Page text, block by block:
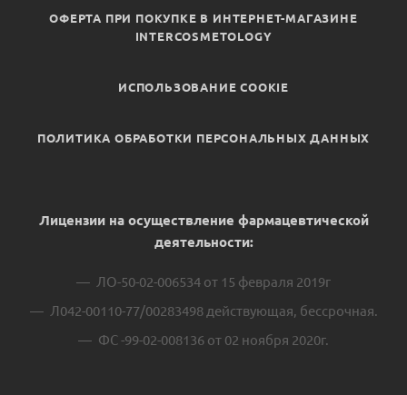
ОФЕРТА ПРИ ПОКУПКЕ В ИНТЕРНЕТ-МАГАЗИНЕ
INTERCOSMETOLOGY
ИСПОЛЬЗОВАНИЕ COOKIE
ПОЛИТИКА ОБРАБОТКИ ПЕРСОНАЛЬНЫХ ДАННЫХ
Лицензии на осуществление фармацевтической
деятельности:
ЛО-50-02-006534 от 15 февраля 2019г
Л042-00110-77/00283498 действующая, бессрочная.
ФС -99-02-008136 от 02 ноября 2020г.